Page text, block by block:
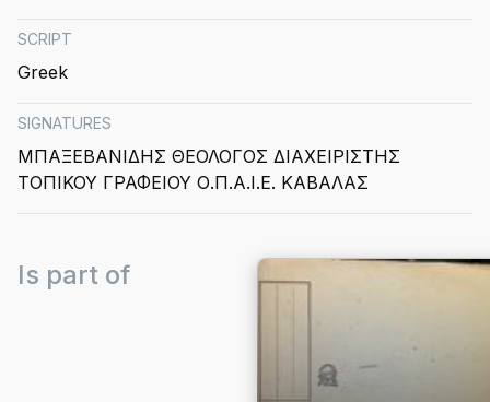
SCRIPT
Greek
SIGNATURES
ΜΠΑΞΕΒΑΝΙΔΗΣ ΘΕΟΛΟΓΟΣ ΔΙΑΧΕΙΡΙΣΤΗΣ
ΤΟΠΙΚΟΥ ΓΡΑΦΕΙΟΥ Ο.Π.Α.Ι.Ε. ΚΑΒΑΛΑΣ
Is part of